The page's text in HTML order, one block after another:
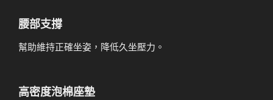
腰部支撐
幫助維持正確坐姿，降低久坐壓力。
高密度泡棉座墊